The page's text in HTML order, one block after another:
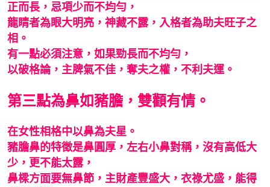
正而長，忌項少而不均勻，
龍睛者為眼大明亮，神藏不露，入格者為助夫旺子之
相。
有一點必須注意，如果勁長而不均勻，
以破格論，主脾氣不佳，奪夫之權，不利夫運。
第三點為鼻如豬膽，雙顴有情。
在女性相格中以鼻為夫星。
豬膽鼻的特徵是鼻圓厚，左右小鼻對稱，沒有高低大
少，更不能太露，
鼻樑方面要無鼻節，主財產豐盛大，衣祿尤盛，能得